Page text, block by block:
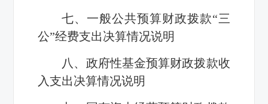
七、一般公共预算财政拨款“三
公”经费支出决算情况说明
八、政府性基金预算财政拨款收
入支出决算情况说明